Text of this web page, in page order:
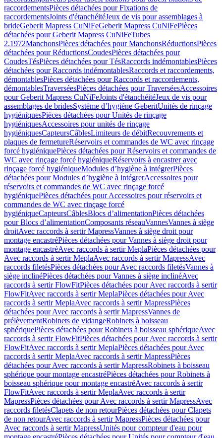
raccordementsPièces détachées pour Fixations de
raccordementsJoints d'étanchéitéJeux de vis pour assemblages à
brideGeberit Mapress CuNiFeGeberit Mapress CuNiFePièces
détachées pour Geberit Mapress CuNiFeTubes
2.1972ManchonsPièces détachées pour ManchonsRéductionsPièces
détachées pour RéductionsCoudesPièces détachées pour
CoudesTésPièces détachées pour TésRaccords indémontablesPièces
détachées pour Raccords indémontablesRaccords et raccordements,
démontablesPièces détachées pour Raccords et raccordements,
démontablesTraverséesPièces détachées pour TraverséesAccessoires
pour Geberit Mapress CuNiFeJoints d'étanchéitéJeux de vis pour
assemblages de bridesSystème d’hygiène GeberitUnités de rinçage
hygiéniquesPièces détachées pour Unités de rinçage
hygiéniquesAccessoires pour unités de rinçage
hygiéniquesCapteursCâblesLimiteurs de débitRecouvrements et
plaques de fermetureRéservoirs et commandes de WC avec rinçage
forcé hygiéniquePièces détachées pour Réservoirs et commandes de
WC avec rinçage forcé hygiéniqueRéservoirs à encastrer avec
rinçage forcé hygiéniqueModules d’hygiène à intégrerPièces
détachées pour Modules d’hygiène à intégrerAccessoires pour
réservoirs et commandes de WC avec rinçage forcé
hygiéniquePièces détachées pour Accessoires pour réservoirs et
commandes de WC avec rinçage forcé
hygiéniqueCapteursCâblesBlocs d’alimentationPièces détachées
pour Blocs d’alimentationComposants réseauVannesVannes à siège
droitAvec raccords à sertir MapressVannes à siège droit pour
montage encastréPièces détachées pour Vannes à siège droit pour
montage encastréAvec raccords à sertir MeplaPièces détachées pour
Avec raccords à sertir MeplaAvec raccords à sertir MapressAvec
raccords filetésPièces détachées pour Avec raccords filetésVannes à
siège inclinéPièces détachées pour Vannes à siège inclinéAvec
raccords à sertir FlowFitPièces détachées pour Avec raccords à sertir
FlowFitAvec raccords à sertir MeplaPièces détachées pour Avec
raccords à sertir MeplaAvec raccords à sertir MapressPièces
détachées pour Avec raccords à sertir MapressVannes de
prélèvementRobinets de vidangeRobinets à boisseau
sphériquePièces détachées pour Robinets à boisseau sphériqueAvec
raccords à sertir FlowFitPièces détachées pour Avec raccords à sertir
FlowFitAvec raccords à sertir MeplaPièces détachées pour Avec
raccords à sertir MeplaAvec raccords à sertir MapressPièces
détachées pour Avec raccords à sertir MapressRobinets à boisseau
sphérique pour montage encastréPièces détachées pour Robinets à
boisseau sphérique pour montage encastréAvec raccords à sertir
FlowFitAvec raccords à sertir MeplaAvec raccords à sertir
MapressPièces détachées pour Avec raccords à sertir MapressAvec
raccords filetésClapets de non retourPièces détachées pour Clapets
de non retourAvec raccords à sertir MapressPièces détachées pour
Avec raccords à sertir MapressUnités pour compteur d'eau pour